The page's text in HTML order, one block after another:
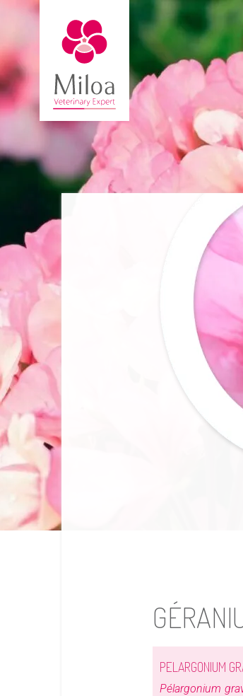
PELARGONIUM
Pélargonium